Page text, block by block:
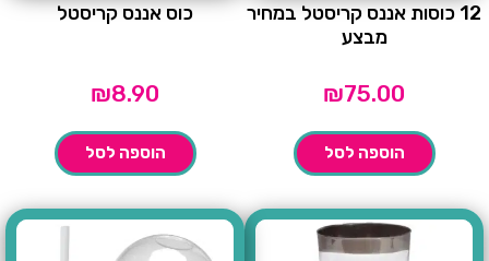
12 כוסות אננס קריסטל במחיר
מבצע
₪75.00
הוספה לסל
כוס אננס קריסטל
₪8.90
הוספה לסל